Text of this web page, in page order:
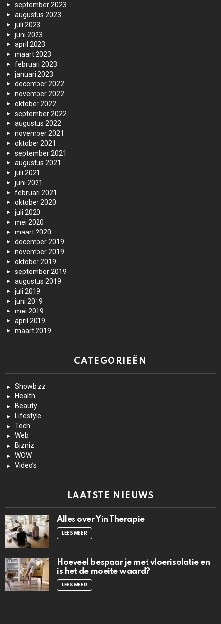
september 2023
augustus 2023
juli 2023
juni 2023
april 2023
maart 2023
februari 2023
januari 2023
december 2022
november 2022
oktober 2022
september 2022
augustus 2022
november 2021
oktober 2021
september 2021
augustus 2021
juli 2021
juni 2021
februari 2021
oktober 2020
juli 2020
mei 2020
maart 2020
december 2019
november 2019
oktober 2019
september 2019
augustus 2019
juli 2019
juni 2019
mei 2019
april 2019
maart 2019
CATEGORIEËN
Showbizz
Health
Beauty
Lifestyle
Tech
Web
Bizniz
WOW
Video’s
LAATSTE NIEUWS
Alles over Yin Therapie
LEES MEER
Hoeveel bespaar je met vloerisolatie en
is het de moeite waard?
LEES MEER